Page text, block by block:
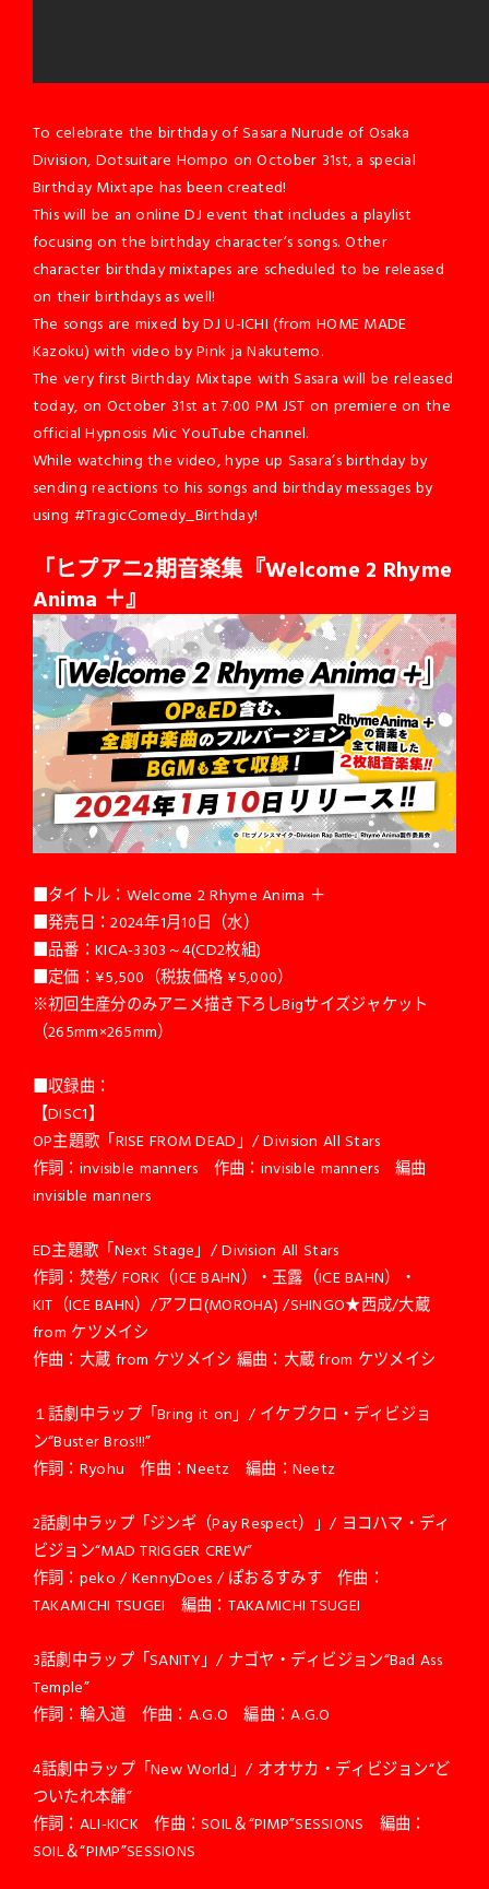
To celebrate the birthday of Sasara Nurude of Osaka
Division, Dotsuitare Hompo on October 31st, a special
Birthday Mixtape has been created!
This will be an online DJ event that includes a playlist
focusing on the birthday character’s songs. Other
character birthday mixtapes are scheduled to be released
on their birthdays as well!
The songs are mixed by DJ U-ICHI (from HOME MADE
Kazoku) with video by Pink ja Nakutemo.
The very first Birthday Mixtape with Sasara will be released
today, on October 31st at 7:00 PM JST on premiere on the
official Hypnosis Mic YouTube channel.
While watching the video, hype up Sasara’s birthday by
sending reactions to his songs and birthday messages by
using #TragicComedy_Birthday!
「ヒプアニ2期音楽集『Welcome 2 Rhyme
Anima ＋』
■タイトル：Welcome 2 Rhyme Anima ＋
■発売日：2024年1月10日（水）
■品番：KICA-3303～4(CD2枚組)
■定価：¥5,500（税抜価格 ¥5,000）
※初回生産分のみアニメ描き下ろしBigサイズジャケット
（265mm×265mm）
■収録曲：
【DISC1】
OP主題歌「RISE FROM DEAD」/ Division All Stars
作詞：invisible manners 作曲：invisible manners 編曲
invisible manners
ED主題歌「Next Stage」/ Division All Stars
作詞：焚巻/ FORK（ICE BAHN）・玉露（ICE BAHN）・
KIT（ICE BAHN）/アフロ(MOROHA) /SHINGO★西成/大蔵
from ケツメイシ
作曲：大蔵 from ケツメイシ 編曲：大蔵 from ケツメイシ
１話劇中ラップ「Bring it on」/ イケブクロ・ディビジョ
ン“Buster Bros!!!”
作詞：Ryohu 作曲：Neetz 編曲：Neetz
2話劇中ラップ「ジンギ（Pay Respect）」/ ヨコハマ・ディ
ビジョン“MAD TRIGGER CREW”
作詞：peko / KennyDoes / ぽおるすみす 作曲：
TAKAMICHI TSUGEI 編曲：TAKAMICHI TSUGEI
3話劇中ラップ「SANITY」/ ナゴヤ・ディビジョン“Bad Ass
Temple”
作詞：輪入道 作曲：A.G.O 編曲：A.G.O
4話劇中ラップ「New World」/ オオサカ・ディビジョン“ど
ついたれ本舗”
作詞：ALI-KICK 作曲：SOIL＆“PIMP”SESSIONS 編曲：
SOIL＆“PIMP”SESSIONS